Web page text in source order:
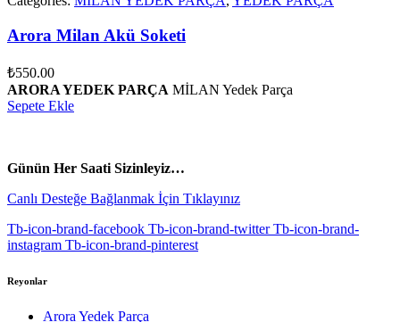
Arora Milan Akü Soketi
₺550.00
ARORA YEDEK PARÇA MİLAN Yedek Parça
Sepete Ekle
Günün Her Saati Sizinleyiz…
Canlı Desteğe Bağlanmak İçin Tıklayınız
Tb-icon-brand-facebook Tb-icon-brand-twitter Tb-icon-brand-
instagram Tb-icon-brand-pinterest
Reyonlar
Arora Yedek Parça